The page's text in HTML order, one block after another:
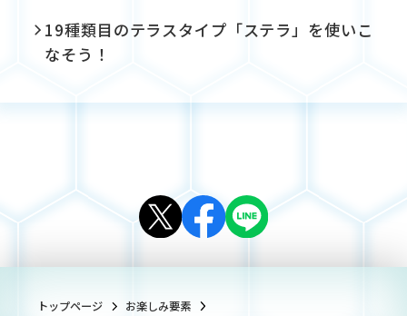
19種類目のテラスタイプ「ステラ」を使いこ
なそう！
トップページ お楽しみ要素